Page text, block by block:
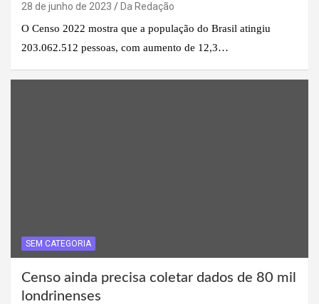
28 de junho de 2023
Da Redação
O Censo 2022 mostra que a população do Brasil atingiu
203.062.512 pessoas, com aumento de 12,3…
SEM CATEGORIA
Censo ainda precisa coletar dados de 80 mil
londrinenses